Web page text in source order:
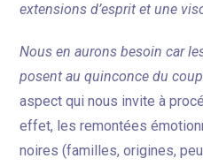
extensions d’esprit et une
Nous en aurons besoin car
posent au quinconce du
aspect qui nous invite à
effet, les remontées
noires (familles, origines,